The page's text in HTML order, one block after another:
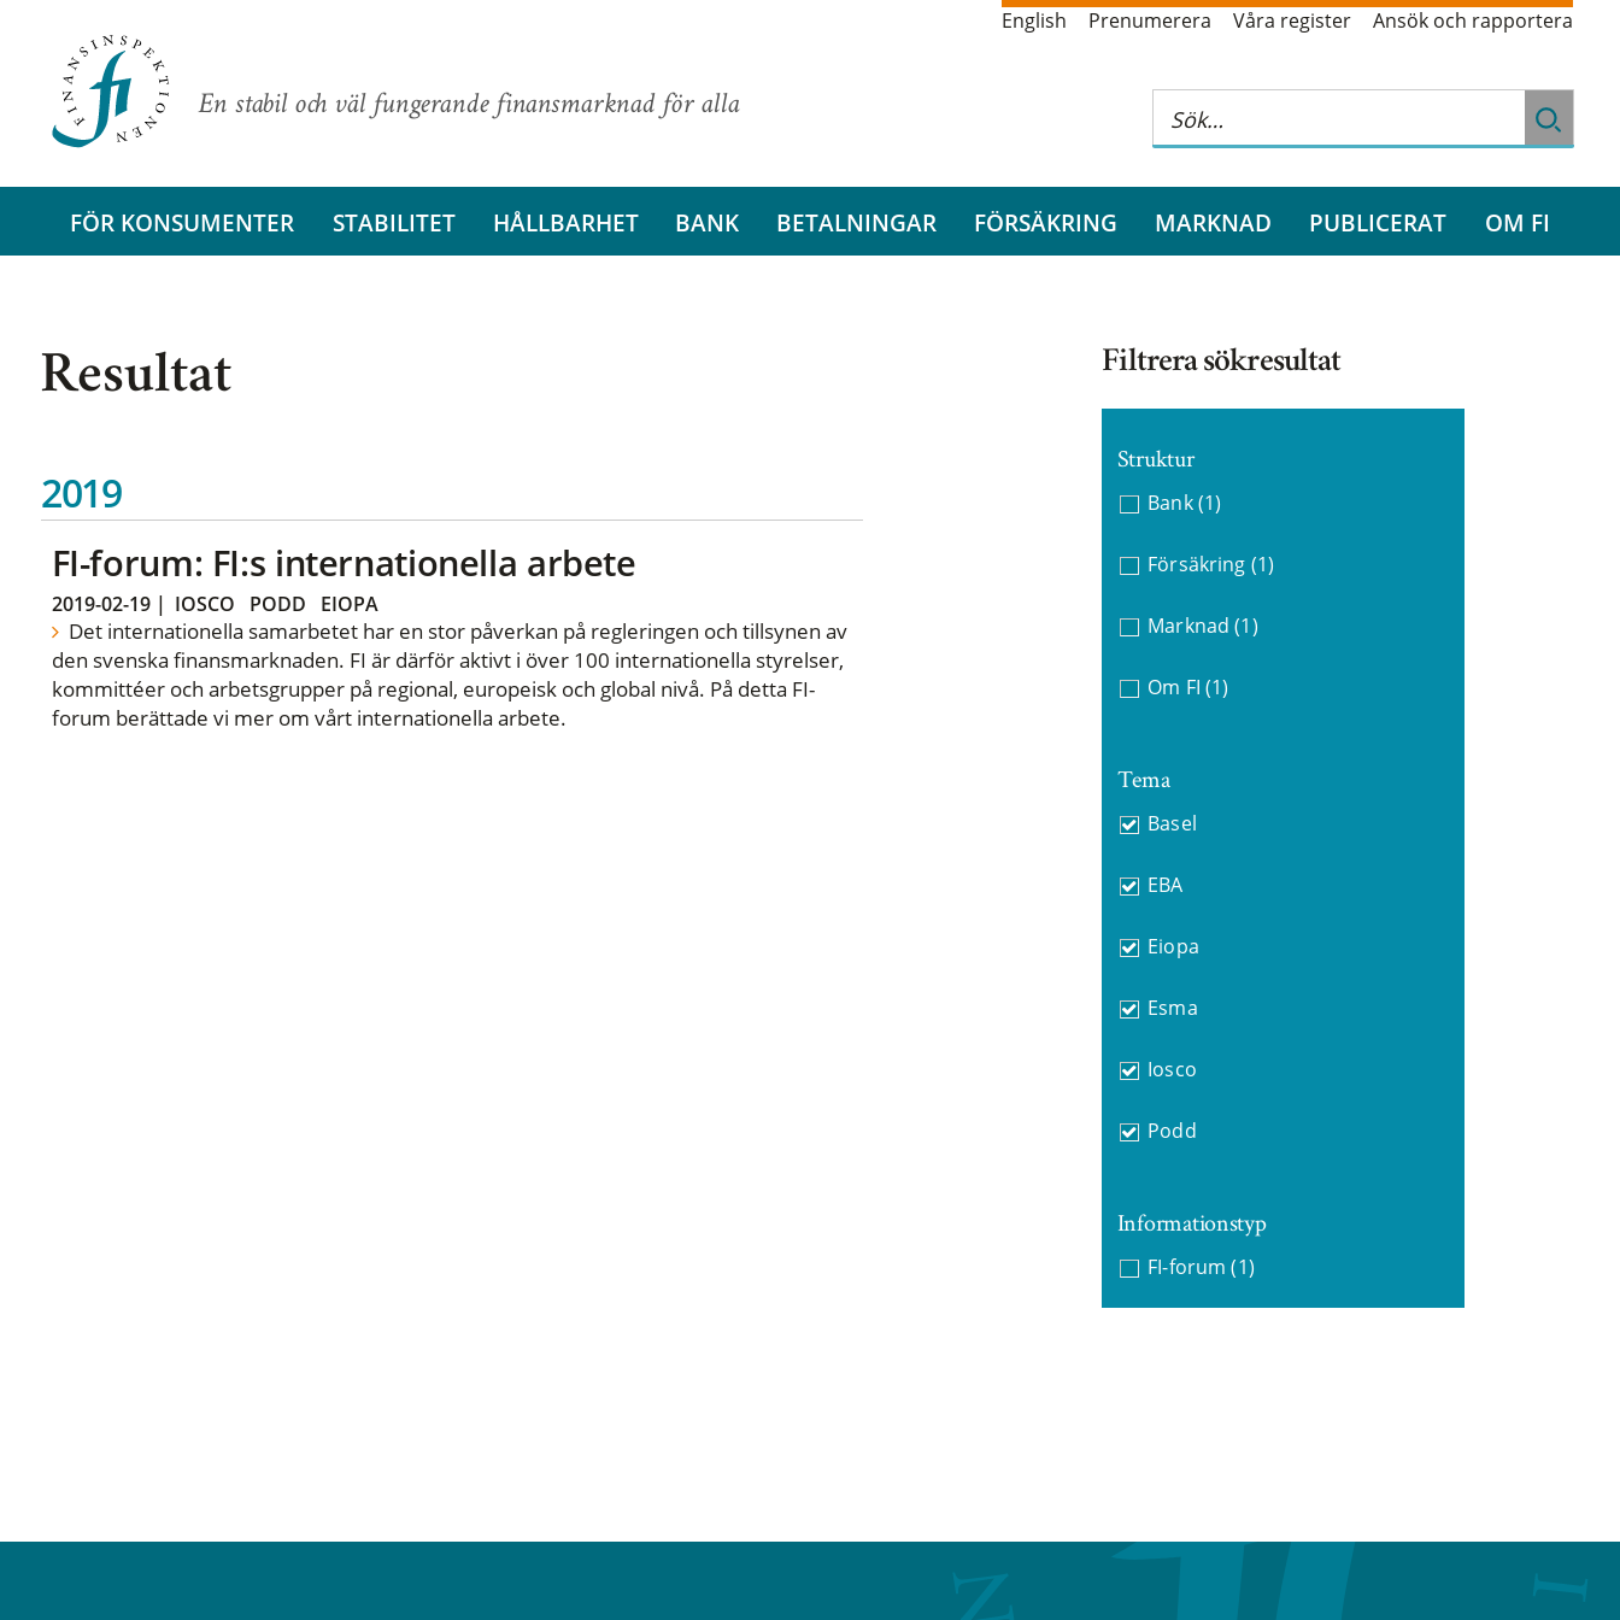
En stabil och väl fungerande finansmarknad för alla
English Prenumerera Våra register Ansök och rapportera
FÖR KONSUMENTER STABILITET HÅLLBARHET BANK BETALNINGAR FÖRSÄKRING MARKNAD PUBLICERAT OM FI
Resultat
2019
FI-forum: FI:s internationella arbete
2019-02-19| IOSCO PODD EIOPA
Det internationella samarbetet har en stor påverkan på regleringen och tillsynen av
den svenska finansmarknaden. FI är därför aktivt i över 100 internationella styrelser,
kommittéer och arbetsgrupper på regional, europeisk och global nivå. På detta FI-
forum berättade vi mer om vårt internationella arbete.
Filtrera sökresultat
Struktur
Bank (1)
Försäkring (1)
Marknad (1)
Om FI (1)
Tema
Basel
EBA
Eiopa
Esma
Iosco
Podd
Informationstyp
FI-forum (1)